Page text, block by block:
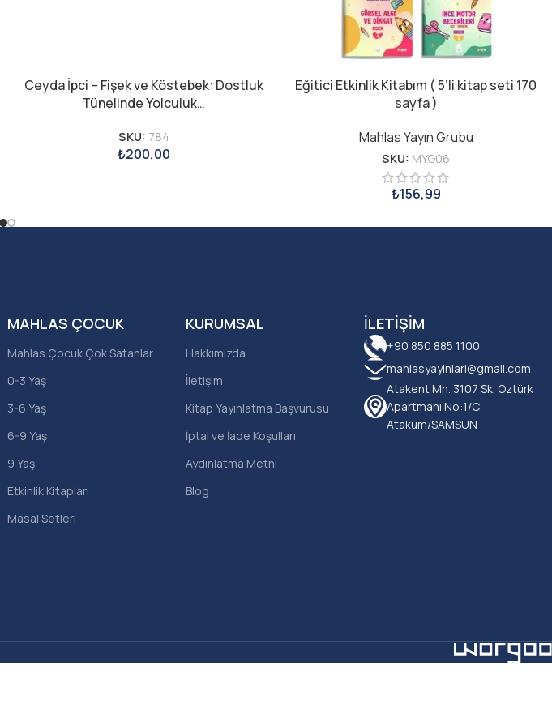
Ceyda İpci – Fişek ve Köstebek: Dostluk
Tünelinde Yolculuk…
SKU: 784
₺200,00
Eğitici Etkinlik Kitabım ( 5’li kitap seti 170
sayfa )
Mahlas Yayın Grubu
SKU: MYG06
₺156,99
İLETIŞIM
+90 850 885 1100
mahlasyayinlari@gmail.com
Atakent Mh. 3107 Sk. Öztürk
Apartmanı No:1/C
Atakum/SAMSUN
KURUMSAL
Hakkımızda
İletişim
Kitap Yayınlatma Başvurusu
İptal ve İade Koşulları
Aydınlatma Metni
Blog
MAHLAS ÇOCUK
Mahlas Çocuk Çok Satanlar
0-3 Yaş
3-6 Yaş
6-9 Yaş
9 Yaş
Etkinlik Kitapları
Masal Setleri